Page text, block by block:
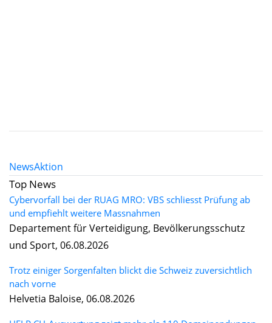
NewsAktion
Top News
Cybervorfall bei der RUAG MRO: VBS schliesst Prüfung ab
und empfiehlt weitere Massnahmen
Departement für Verteidigung, Bevölkerungsschutz
und Sport, 06.08.2026
Trotz einiger Sorgenfalten blickt die Schweiz zuversichtlich
nach vorne
Helvetia Baloise, 06.08.2026